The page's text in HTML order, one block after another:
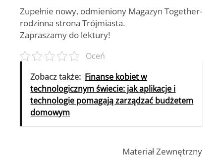
Zupełnie nowy, odmieniony Magazyn Together-
rodzinna strona Trójmiasta.
Zapraszamy do lektury!
Oceń
Zobacz także: Finanse kobiet w
technologicznym świecie: jak aplikacje i
technologie pomagają zarządzać budżetem
domowym
Materiał Zewnętrzny